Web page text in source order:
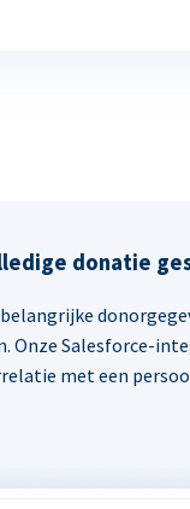
donatie
Onze Salesforce-
met een